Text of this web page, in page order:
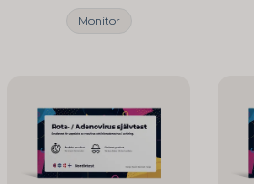
Monitor